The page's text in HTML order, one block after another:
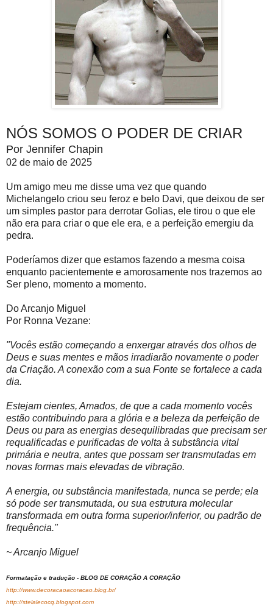
NÓS SOMOS O PODER DE CRIAR
Por Jennifer Chapin
02 de maio de 2025
Um amigo meu me disse uma vez que quando
Michelangelo criou seu feroz e belo Davi, que deixou de ser
um simples pastor para derrotar Golias, ele tirou o que ele
não era para criar o que ele era, e a perfeição emergiu da
pedra.
Poderíamos dizer que estamos fazendo a mesma coisa
enquanto pacientemente e amorosamente nos trazemos ao
Ser pleno, momento a momento.
Do Arcanjo Miguel
Por Ronna Vezane:
"Vocês estão começando a enxergar através dos olhos de
Deus e suas mentes e mãos irradiarão novamente o poder
da Criação. A conexão com a sua Fonte se fortalece a cada
dia.
Estejam cientes, Amados, de que a cada momento vocês
estão contribuindo para a glória e a beleza da perfeição de
Deus ou para as energias desequilibradas que precisam ser
requalificadas e purificadas de volta à substância vital
primária e neutra, antes que possam ser transmutadas em
novas formas mais elevadas de vibração.
A energia, ou substância manifestada, nunca se perde; ela
só pode ser transmutada, ou sua estrutura molecular
transformada em outra forma superior/inferior, ou padrão de
frequência."
~ Arcanjo Miguel
Formatação e tradução - BLOG DE CORAÇÃO A CORAÇÃO
http://www.decoracaoacoracao.blog.br/
http://stelalecocq.blogspot.com